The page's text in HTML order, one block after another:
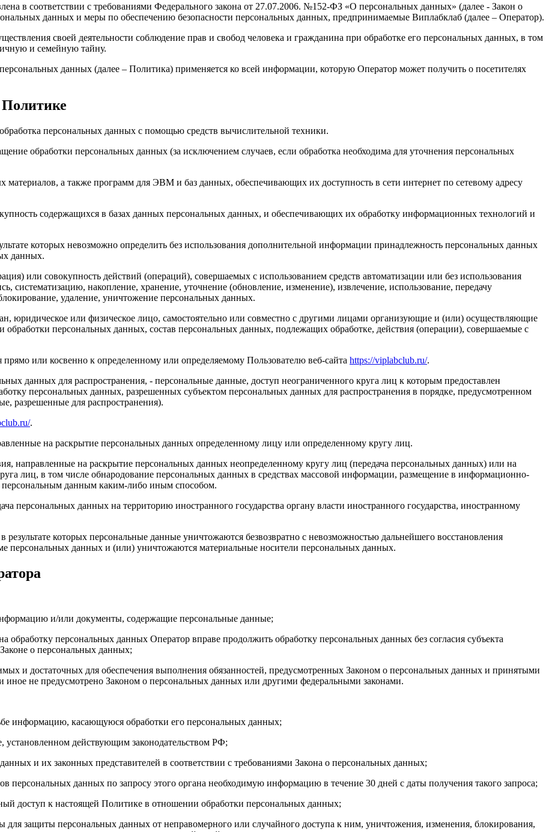
в соответствии с требованиями Федерального закона от 27.07.2006. №152-ФЗ «О персональных данных» (далее - Закон о
данных и меры по обеспечению безопасности персональных данных, предпринимаемые Виплабклаб (далее – Оператор).
своей деятельности соблюдение прав и свобод человека и гражданина при обработке его персональных данных, в том
и семейную тайну.
данных (далее – Политика) применяется ко всей информации, которую Оператор может получить о посетителях
персональных данных с помощью средств вычислительной техники.
обработки персональных данных (за исключением случаев, если обработка необходима для уточнения персональных
а также программ для ЭВМ и баз данных, обеспечивающих их доступность в сети интернет по сетевому адресу
содержащихся в базах данных персональных данных, и обеспечивающих их обработку информационных технологий и
которых невозможно определить без использования дополнительной информации принадлежность персональных данных
данных.
или совокупность действий (операций), совершаемых с использованием средств автоматизации или без использования
систематизацию, накопление, хранение, уточнение (обновление, изменение), извлечение, использование, передачу
удаление, уничтожение персональных данных.
юридическое или физическое лицо, самостоятельно или совместно с другими лицами организующие и (или) осуществляющие
персональных данных, состав персональных данных, подлежащих обработке, действия (операции), совершаемые с
или косвенно к определенному или определяемому Пользователю веб-сайта https://viplabclub.ru/.
данных для распространения, - персональные данные, доступ неограниченного круга лиц к которым предоставлен
персональных данных, разрешенных субъектом персональных данных для распространения в порядке, предусмотренном
разрешенные для распространения).
.
на раскрытие персональных данных определенному лицу или определенному кругу лиц.
направленные на раскрытие персональных данных неопределенному кругу лиц (передача персональных данных) или на
лиц, в том числе обнародование персональных данных в средствах массовой информации, размещение в информационно-
персональным данным каким-либо иным способом.
персональных данных на территорию иностранного государства органу власти иностранного государства, иностранному
которых персональные данные уничтожаются безвозвратно с невозможностью дальнейшего восстановления
персональных данных и (или) уничтожаются материальные носители персональных данных.
и/или документы, содержащие персональные данные;
обработку персональных данных Оператор вправе продолжить обработку персональных данных без согласия субъекта
о персональных данных;
и достаточных для обеспечения выполнения обязанностей, предусмотренных Законом о персональных данных и принятыми
не предусмотрено Законом о персональных данных или другими федеральными законами.
информацию, касающуюся обработки его персональных данных;
установленном действующим законодательством РФ;
и их законных представителей в соответствии с требованиями Закона о персональных данных;
персональных данных по запросу этого органа необходимую информацию в течение 30 дней с даты получения такого запроса;
доступ к настоящей Политике в отношении обработки персональных данных;
защиты персональных данных от неправомерного или случайного доступа к ним, уничтожения, изменения, блокирования,